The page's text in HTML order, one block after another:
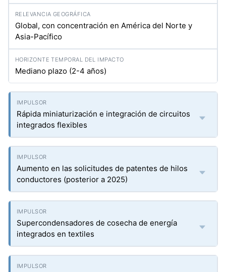
Global, con concentración en América del Norte y
Asia-Pacífico
Mediano plazo (2-4 años)
Rápida miniaturización e integración de circuitos
integrados flexibles
Aumento en las solicitudes de patentes de hilos
conductores (posterior a 2025)
Supercondensadores de cosecha de energía
integrados en textiles